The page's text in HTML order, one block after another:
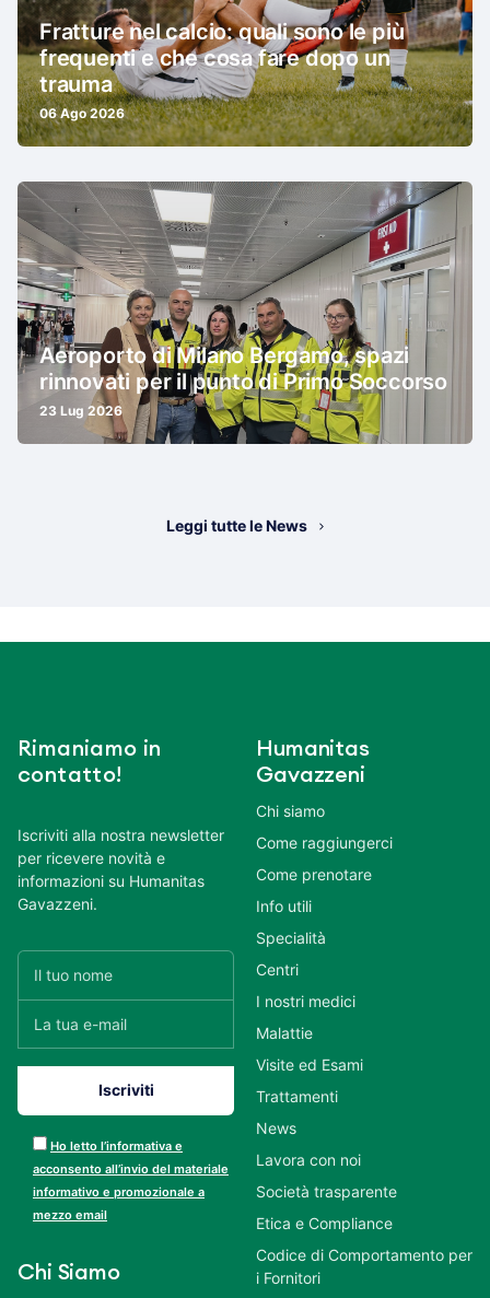
Fratture nel calcio: quali sono le più
frequenti e che cosa fare dopo un
trauma
06 Ago 2026
Aeroporto di Milano Bergamo, spazi
rinnovati per il punto di Primo Soccorso
23 Lug 2026
Leggi tutte le News
Rimaniamo in
contatto!
Iscriviti alla nostra newsletter
per ricevere novità e
informazioni su Humanitas
Gavazzeni.
Ho letto l’informativa e
acconsento all’invio del materiale
informativo e promozionale a
mezzo email
Chi Siamo
Humanitas
Gavazzeni
Chi siamo
Come raggiungerci
Come prenotare
Info utili
Specialità
Centri
I nostri medici
Malattie
Visite ed Esami
Trattamenti
News
Lavora con noi
Società trasparente
Etica e Compliance
Codice di Comportamento per
i Fornitori